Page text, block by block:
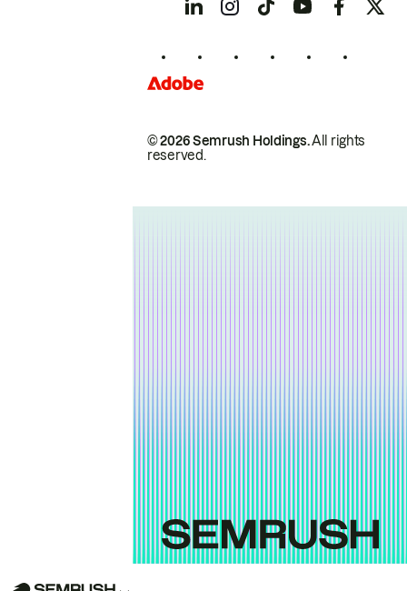
© 2026 Semrush Holdings.All rights
reserved.